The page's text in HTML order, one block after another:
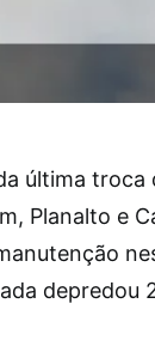
última
Planalto e
depredou